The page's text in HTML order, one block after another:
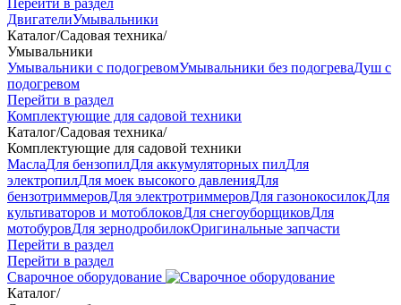
Перейти в раздел
ДвигателиУмывальники
Каталог/Садовая техника/
Умывальники
Умывальники с подогревомУмывальники без подогреваДуш с
подогревом
Перейти в раздел
Комплектующие для садовой техники
Каталог/Садовая техника/
Комплектующие для садовой техники
МаслаДля бензопилДля аккумуляторных пилДля
электропилДля моек высокого давленияДля
бензотриммеровДля электротриммеровДля газонокосилокДля
культиваторов и мотоблоковДля снегоуборщиковДля
мотобуровДля зернодробилокОригинальные запчасти
Перейти в раздел
Перейти в раздел
Сварочное оборудование
Каталог/